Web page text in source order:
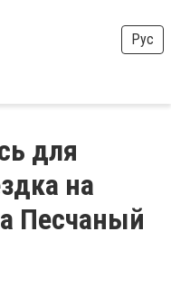
Рус
для
на
Песчаный